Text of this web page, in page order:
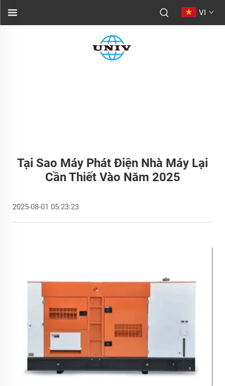
VI
Tại Sao Máy Phát Điện Nhà Máy Lại
Cần Thiết Vào Năm 2025
2025-08-01 05:23:23